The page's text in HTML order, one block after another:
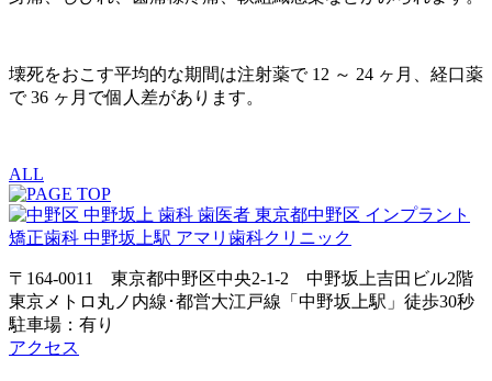
壊死をおこす平均的な期間は注射薬で 12 ～ 24 ヶ月、経口薬
で 36 ヶ月で個人差があります。
ALL
〒164-0011 東京都中野区中央2-1-2 中野坂上吉田ビル2階
東京メトロ丸ノ内線･都営大江戸線「中野坂上駅」徒歩30秒
駐車場：有り
アクセス